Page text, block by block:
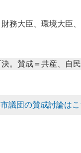
財務大臣、環境大
決。賛成＝共産、自
議団の賛成討論はこ